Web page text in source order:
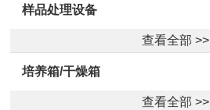
样品处理设备
查看全部 >>
培养箱/干燥箱
查看全部 >>